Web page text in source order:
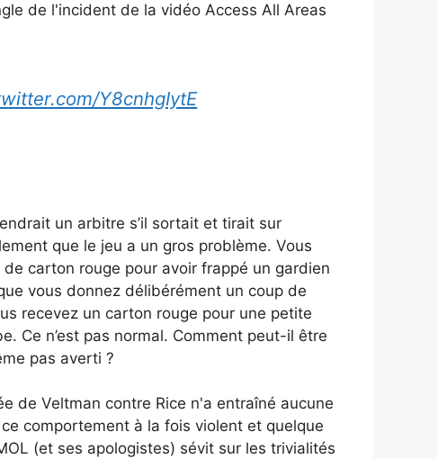
de l'incident de la vidéo Access All Areas
Y8cnhgIytE
un arbitre s’il sortait et tirait sur
que le jeu a un gros problème. Vous
de carton rouge pour avoir frappé un gardien
vous donnez délibérément un coup de
recevez un carton rouge pour une petite
Ce n’est pas normal. Comment peut-il être
pas averti ?
de Veltman contre Rice n'a entraîné aucune
comportement à la fois violent et quelque
(et ses apologistes) sévit sur les trivialités